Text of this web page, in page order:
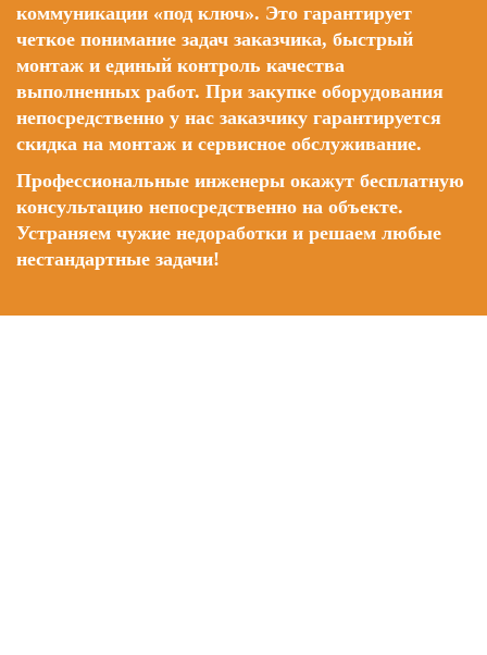
коммуникации «под ключ». Это гарантирует
четкое понимание задач заказчика, быстрый
монтаж и единый контроль качества
выполненных работ. При закупке оборудования
непосредственно у нас заказчику гарантируется
скидка на монтаж и сервисное обслуживание.
Профессиональные инженеры окажут бесплатную
консультацию непосредственно на объекте.
Устраняем чужие недоработки и решаем любые
нестандартные задачи!